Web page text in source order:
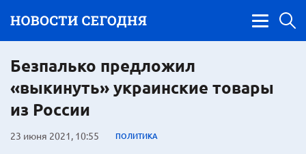
Безпалько предложил
«выкинуть» украинские товары
из России
23 июня 2021, 10:55 ПОЛИТИКА